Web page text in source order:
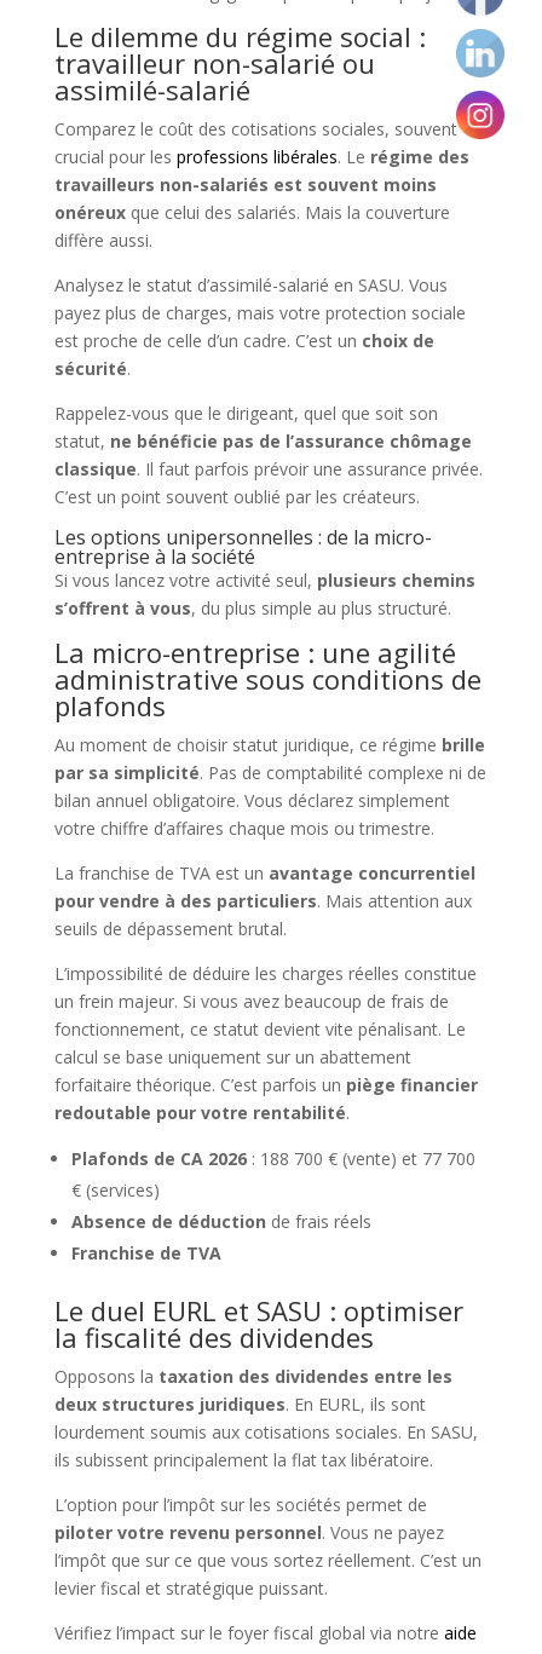
Le dilemme du régime social :
travailleur non-salarié ou
assimilé-salarié
Comparez le coût des cotisations sociales, souvent
crucial pour les professions libérales. Le régime des
travailleurs non-salariés est souvent moins
onéreuxque celui des salariés. Mais la couverture
diffère aussi.
Analysez le statut d’assimilé-salarié en SASU. Vous
payez plus de charges, mais votre protection sociale
est proche de celle d’un cadre. C’est un choix de
sécurité.
Rappelez-vous que le dirigeant, quel que soit son
statut, ne bénéficie pas de l’assurance chômage
classique. Il faut parfois prévoir une assurance privée.
C’est un point souvent oublié par les créateurs.
Les options unipersonnelles : de la micro-
entreprise à la société
Si vous lancez votre activité seul, plusieurs chemins
s’offrent à vous, du plus simple au plus structuré.
La micro-entreprise : une agilité
administrative sous conditions de
plafonds
Au moment de choisir statut juridique, ce régime brille
par sa simplicité. Pas de comptabilité complexe ni de
bilan annuel obligatoire. Vous déclarez simplement
votre chiffre d’affaires chaque mois ou trimestre.
La franchise de TVA est un avantage concurrentiel
pour vendre à des particuliers. Mais attention aux
seuils de dépassement brutal.
L’impossibilité de déduire les charges réelles constitue
un frein majeur. Si vous avez beaucoup de frais de
fonctionnement, ce statut devient vite pénalisant. Le
calcul se base uniquement sur un abattement
forfaitaire théorique. C’est parfois un piège financier
redoutable pour votre rentabilité.
Plafonds de CA 2026: 188 700 € (vente) et 77 700
€ (services)
Absence de déduction de frais réels
Franchise de TVA
Le duel EURL et SASU : optimiser
la fiscalité des dividendes
Opposons la taxation des dividendes entre les
deux structures juridiques. En EURL, ils sont
lourdement soumis aux cotisations sociales. En SASU,
ils subissent principalement la flat tax libératoire.
L’option pour l’impôt sur les sociétés permet de
piloter votre revenu personnel. Vous ne payez
l’impôt que sur ce que vous sortez réellement. C’est un
levier fiscal et stratégique puissant.
Vérifiez l’impact sur le foyer fiscal global via notre aide